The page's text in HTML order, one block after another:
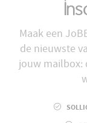
Maak een
de nieuwste
jouw mailbox: